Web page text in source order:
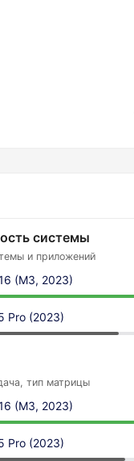
системы
и приложений
(M3, 2023)
Pro (2023)
тип матрицы
(M3, 2023)
Pro (2023)